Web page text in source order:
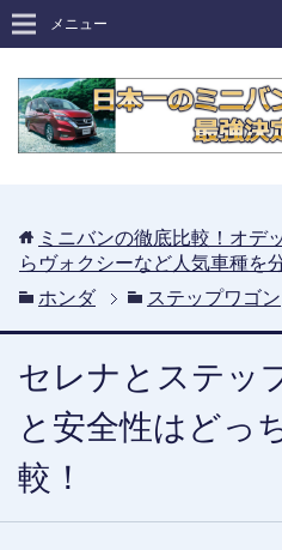
メニュー
ミニバンの徹底比較！オデ
らヴォクシーなど人気車種を
ホンダ
ステップワゴン
セレナとステッ
と安全性はどっ
較！